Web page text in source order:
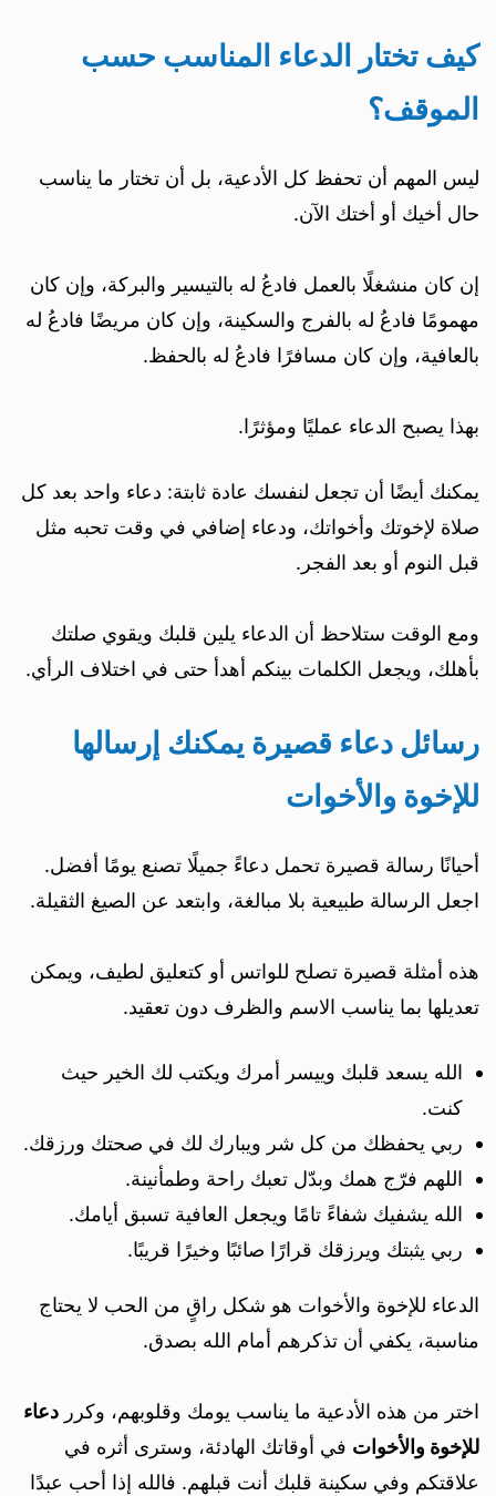
كيف تختار الدعاء المناسب حسب
الموقف؟
ليس المهم أن تحفظ كل الأدعية، بل أن تختار ما يناسب
حال أخيك أو أختك الآن.
إن كان منشغلًا بالعمل فادعُ له بالتيسير والبركة، وإن كان
مهمومًا فادعُ له بالفرج والسكينة، وإن كان مريضًا فادعُ له
بالعافية، وإن كان مسافرًا فادعُ له بالحفظ.
بهذا يصبح الدعاء عمليًا ومؤثرًا.
يمكنك أيضًا أن تجعل لنفسك عادة ثابتة: دعاء واحد بعد كل
صلاة لإخوتك وأخواتك، ودعاء إضافي في وقت تحبه مثل
قبل النوم أو بعد الفجر.
ومع الوقت ستلاحظ أن الدعاء يلين قلبك ويقوي صلتك
بأهلك، ويجعل الكلمات بينكم أهدأ حتى في اختلاف الرأي.
رسائل دعاء قصيرة يمكنك إرسالها
للإخوة والأخوات
أحيانًا رسالة قصيرة تحمل دعاءً جميلًا تصنع يومًا أفضل.
اجعل الرسالة طبيعية بلا مبالغة، وابتعد عن الصيغ الثقيلة.
هذه أمثلة قصيرة تصلح للواتس أو كتعليق لطيف، ويمكن
تعديلها بما يناسب الاسم والظرف دون تعقيد.
الله يسعد قلبك وييسر أمرك ويكتب لك الخير حيث
كنت.
ربي يحفظك من كل شر ويبارك لك في صحتك ورزقك.
اللهم فرّج همك وبدّل تعبك راحة وطمأنينة.
الله يشفيك شفاءً تامًا ويجعل العافية تسبق أيامك.
ربي يثبتك ويرزقك قرارًا صائبًا وخيرًا قريبًا.
الدعاء للإخوة والأخوات هو شكل راقٍ من الحب لا يحتاج
مناسبة، يكفي أن تذكرهم أمام الله بصدق.
اختر من هذه الأدعية ما يناسب يومك وقلوبهم، وكرر دعاء
للإخوة والأخوات في أوقاتك الهادئة، وسترى أثره في
علاقتكم وفي سكينة قلبك أنت قبلهم. فالله إذا أحب عبدًا